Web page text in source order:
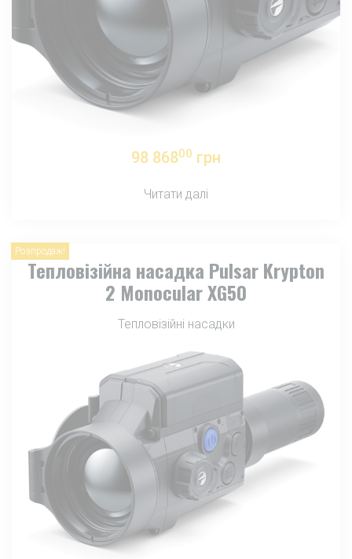
98 86800 грн
Читати далі
Розпродаж!
Тепловізійна насадка Pulsar Krypton
2 Monocular XG50
Тепловізійні насадки